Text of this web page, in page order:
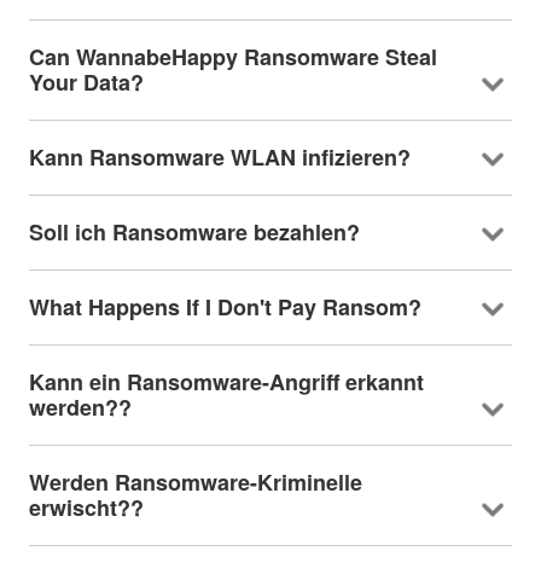
Can WannabeHappy Ransomware Steal
Your Data?
Kann Ransomware WLAN infizieren?
Soll ich Ransomware bezahlen?
What Happens If I Don't Pay Ransom?
Kann ein Ransomware-Angriff erkannt
werden??
Werden Ransomware-Kriminelle
erwischt??